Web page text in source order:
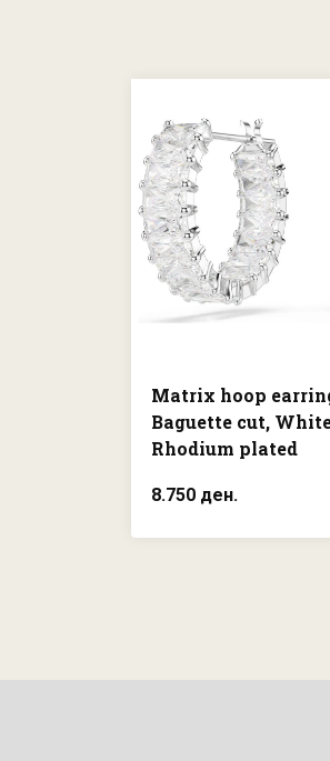
Matrix hoop
Baguette cut,
Rhodium plated
8.750 ден.